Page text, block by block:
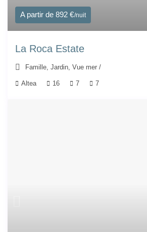
A partir de 892 €/nuit
La Roca Estate
Famille,Jardin,Vue mer /
Altea 16 7 7